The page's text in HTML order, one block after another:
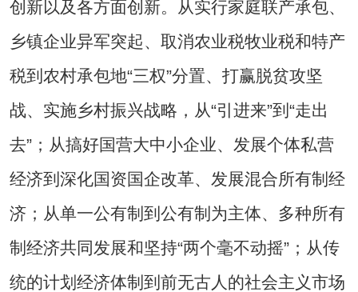
创新以及各方面创新。从实行家庭联产承包、
乡镇企业异军突起、取消农业税牧业税和特产
税到农村承包地“三权”分置、打赢脱贫攻坚
战、实施乡村振兴战略，从“引进来”到“走出
去”；从搞好国营大中小企业、发展个体私营
经济到深化国资国企改革、发展混合所有制经
济；从单一公有制到公有制为主体、多种所有
制经济共同发展和坚持“两个毫不动摇”；从传
统的计划经济体制到前无古人的社会主义市场